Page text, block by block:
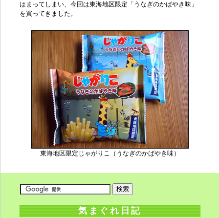
はまってしまい、今回は東海地区限定「うなぎのかばやき味」
を買ってきました。
東海地区限定じゃがりこ（うなぎのかばやき味）
気まぐれ日記